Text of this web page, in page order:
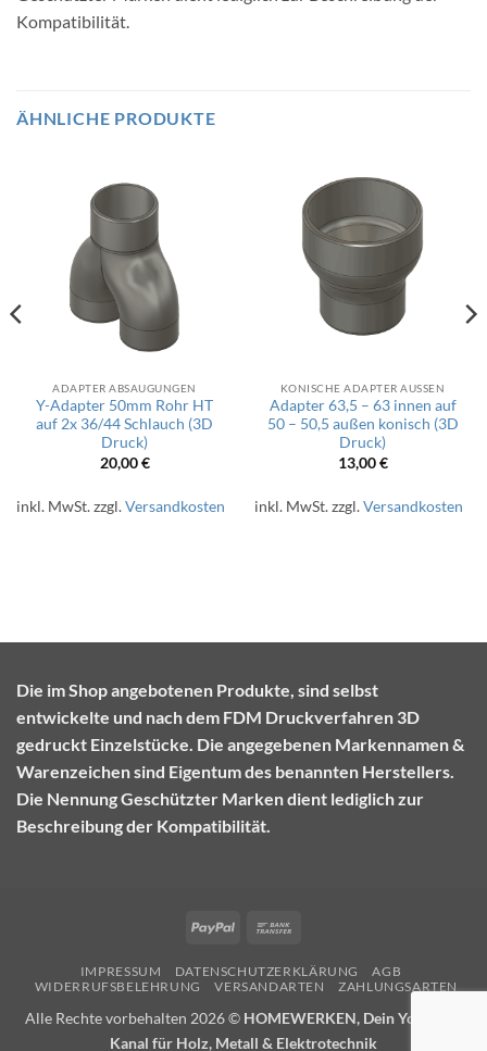
Kompatibilität.
ÄHNLICHE PRODUKTE
ADAPTER ABSAUGUNGEN
Y-Adapter 50mm Rohr HT
auf 2x 36/44 Schlauch (3D
Druck)
20,00€
inkl. MwSt.zzgl.Versandkosten
KONISCHE ADAPTER AUSSEN
Adapter 63,5 – 63 innen auf
50 – 50,5 außen konisch (3D
Druck)
13,00€
inkl. MwSt.zzgl.Versandkosten
Die im Shop angebotenen Produkte, sind selbst
entwickelte und nach dem FDM Druckverfahren 3D
gedruckt Einzelstücke. Die angegebenen Markennamen &
Warenzeichen sind Eigentum des benannten Herstellers.
Die Nennung Geschützter Marken dient lediglich zur
Beschreibung der Kompatibilität.
PayPal
IMPRESSUM DATENSCHUTZERKLÄRUNG
AGB
WIDERRUFSBELEHRUNG
VERSANDARTEN ZAHLUNGSARTEN
Alle Rechte vorbehalten 2026 © HOMEWERKEN, Dein YouTube-
Kanal für Holz, Metall & Elektrotechnik